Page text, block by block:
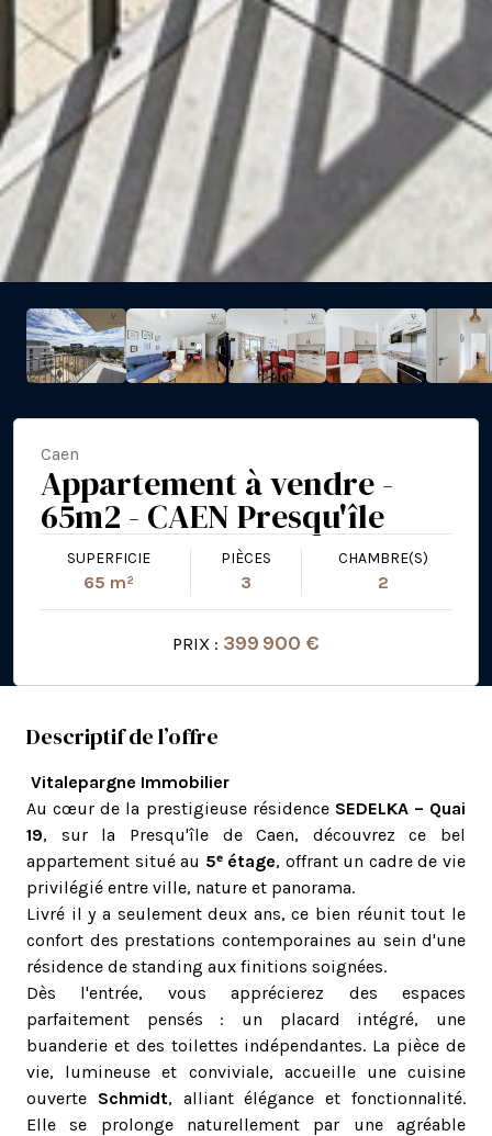
Caen
Appartement à vendre -
65m2 - CAEN Presqu'île
SUPERFICIE
65 m²
PIÈCES
3
CHAMBRE(S)
2
PRIX : 399 900 €
Descriptif de l’offre
Vitalepargne Immobilier
Au cœur de la prestigieuse résidence SEDELKA – Quai
19, sur la Presqu'île de Caen, découvrez ce bel
appartement situé au 5ᵉ étage, offrant un cadre de vie
privilégié entre ville, nature et panorama.
Livré il y a seulement deux ans, ce bien réunit tout le
confort des prestations contemporaines au sein d'une
résidence de standing aux finitions soignées.
Dès l'entrée, vous apprécierez des espaces
parfaitement pensés : un placard intégré, une
buanderie et des toilettes indépendantes. La pièce de
vie, lumineuse et conviviale, accueille une cuisine
ouverte Schmidt, alliant élégance et fonctionnalité.
Elle se prolonge naturellement par une agréable